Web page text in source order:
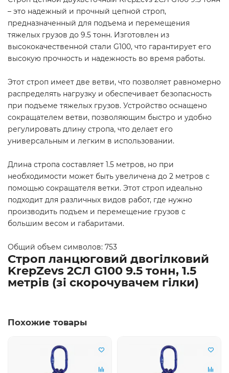
– это надежный и прочный цепной строп,
предназначенный для подъема и перемещения
тяжелых грузов до 9.5 тонн. Изготовлен из
высококачественной стали G100, что гарантирует его
высокую прочность и надежность во время работы.
Этот строп имеет две ветви, что позволяет равномерно
распределять нагрузку и обеспечивает безопасность
при подъеме тяжелых грузов. Устройство оснащено
сокращателем ветви, позволяющим быстро и удобно
регулировать длину стропа, что делает его
универсальным и легким в использовании.
Длина стропа составляет 1.5 метров, но при
необходимости может быть увеличена до 2 метров с
помощью сокращателя ветки. Этот строп идеально
подходит для различных видов работ, где нужно
производить подъем и перемещение грузов с
большим весом и габаритами.
Общий объем символов: 753
Строп ланцюговий двогілковий
KrepZevs 2СЛ G100 9.5 тонн, 1.5
метрів (зі скорочувачем гілки)
Похожие товары